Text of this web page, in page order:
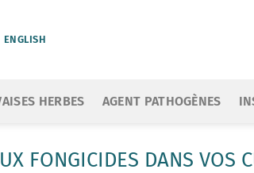
ENGLISH
HERBES AGENT PATHOGÈNES
FONGICIDES DANS VOS